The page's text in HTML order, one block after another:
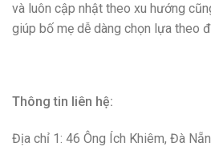
và luôn cập nhật theo xu hướng
giúp bố mẹ dễ dàng chọn lựa theo
Thông tin liên hệ:
Địa chỉ 1: 46 Ông Ích Khiêm, Đà